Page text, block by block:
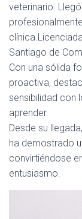
veterinario.
Santiago de
Con una sólida
proactiva,
sensibilidad con
aprender.
Desde su
ha demostrado
convirtiéndose
entusiasmo.